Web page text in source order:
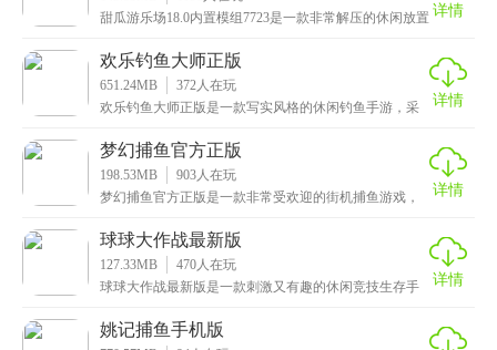
甜瓜游乐场18.0内置模组7723是一款非常解压的休闲放置 详情
欢乐钓鱼大师正版
651.24MB 372 人在玩
欢乐钓鱼大师正版是一款写实风格的休闲钓鱼手游，采
场
详情
梦幻捕鱼官方正版
198.53MB 903 人在玩
梦幻捕鱼官方正版是一款非常受欢迎的街机捕鱼游戏，
游戏
详情
球球大作战最新版
127.33MB 470 人在玩
球球大作战最新版是一款刺激又有趣的休闲竞技生存手
球的
详情
姚记捕鱼手机版